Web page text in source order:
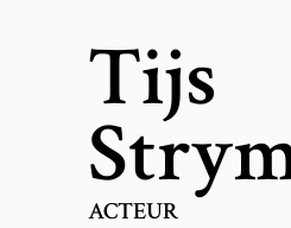
Tijs
ACTEUR